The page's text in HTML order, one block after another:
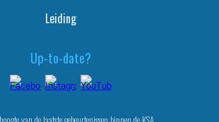
Leiding
Up-to-date?